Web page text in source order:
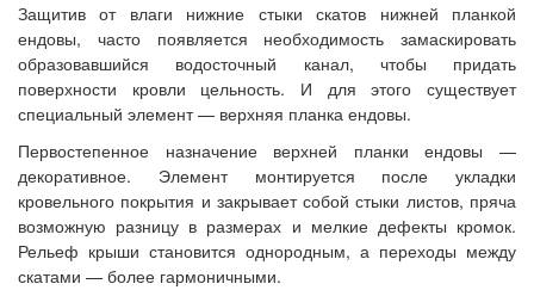
Защитив от влаги нижние стыки скатов нижней планкой
ендовы, часто появляется необходимость замаскировать
образовавшийся водосточный канал, чтобы придать
поверхности кровли цельность. И для этого существует
специальный элемент — верхняя планка ендовы.
Первостепенное назначение верхней планки ендовы —
декоративное. Элемент монтируется после укладки
кровельного покрытия и закрывает собой стыки листов, пряча
возможную разницу в размерах и мелкие дефекты кромок.
Рельеф крыши становится однородным, а переходы между
скатами — более гармоничными.